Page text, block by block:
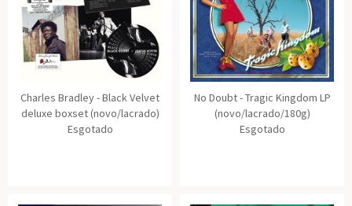
Charles Bradley - Black Velvet
deluxe boxset (novo/lacrado)
Esgotado
No Doubt - Tragic Kingdom LP
(novo/lacrado/180g)
Esgotado